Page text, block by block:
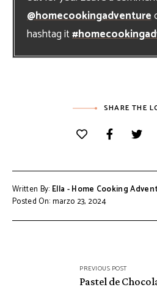
@homecookingadventure
hashtag it
SHARE THE
Written By: Ella - Home Cooking
Posted On: marzo 23, 2024
PREVIOUS POST
Pastel de